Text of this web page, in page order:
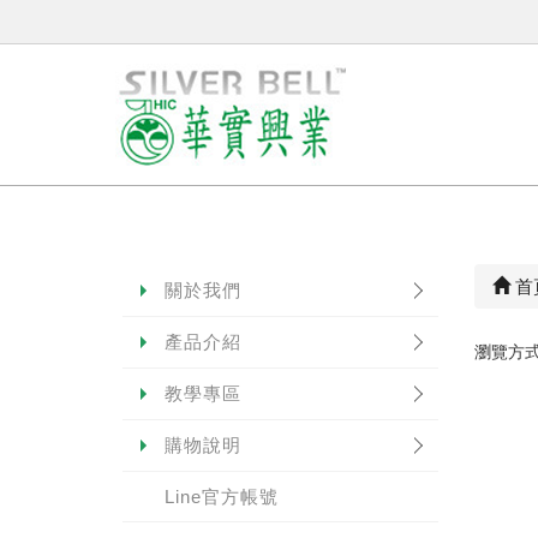
關於我們
產品介紹
教學專區
購物說明
Line官方帳號
首
瀏覽方